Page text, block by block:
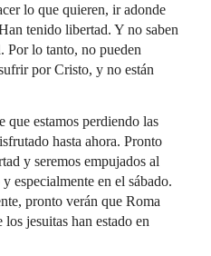
lo que quieren, ir adonde
tenido libertad. Y no saben
Por lo tanto, no pueden
por Cristo, y no están
que estamos perdiendo las
hasta ahora. Pronto
y seremos empujados al
especialmente en el sábado.
pronto verán que Roma
jesuitas han estado en